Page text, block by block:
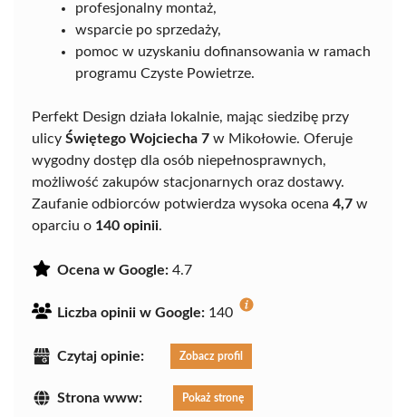
profesjonalny montaż,
wsparcie po sprzedaży,
pomoc w uzyskaniu dofinansowania w ramach
programu Czyste Powietrze.
Perfekt Design działa lokalnie, mając siedzibę przy
ulicy Świętego Wojciecha 7 w Mikołowie. Oferuje
wygodny dostęp dla osób niepełnosprawnych,
możliwość zakupów stacjonarnych oraz dostawy.
Zaufanie odbiorców potwierdza wysoka ocena 4,7 w
oparciu o 140 opinii.
Ocena w Google: 4.7
Liczba opinii w Google: 140
Czytaj opinie: Zobacz profil
Strona www: Pokaż stronę